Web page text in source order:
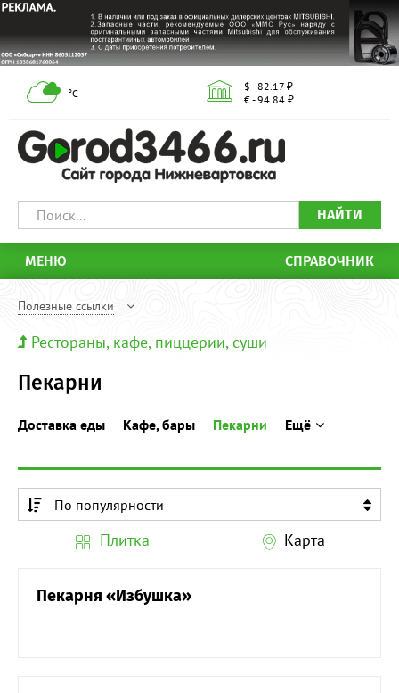
°С
$ - 82.17 ₽
€ - 94.84 ₽
НАЙТИ
МЕНЮ СПРАВОЧНИК
Полезные ссылки
Рестораны, кафе, пиццерии, суши
Пекарни
Доставка еды Кафе, бары Пекарни Ещё
По популярности
По алфавиту
Плитка Карта
Пекарня «Избушка»